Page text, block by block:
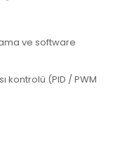
ve software
kontrolü (PID / PWM